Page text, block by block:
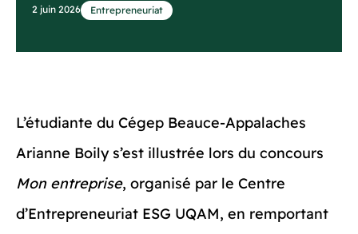
2 juin 2026 Entrepreneuriat
L’étudiante du Cégep Beauce-Appalaches
Arianne Boily s’est illustrée lors du concours
Mon entreprise, organisé par le Centre
d’Entrepreneuriat ESG UQAM, en remportant